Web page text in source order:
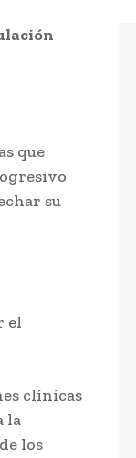
que
su
el
clínicas
la
los